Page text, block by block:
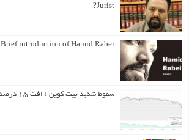
Jurist?
Brief introduction of Hamid Rabei
سقوط شدید بیت کوین ؛ افت ۱۵ درصدی اتریوم و میم‌کوین‌ها